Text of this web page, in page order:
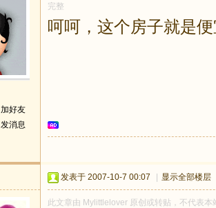
加好友
发消息
完整
呵呵，这个房子就是
发表于 2007-10-7 00:07 显示全部楼层
此文章由 Mylittlelover 原创或转贴，不代表